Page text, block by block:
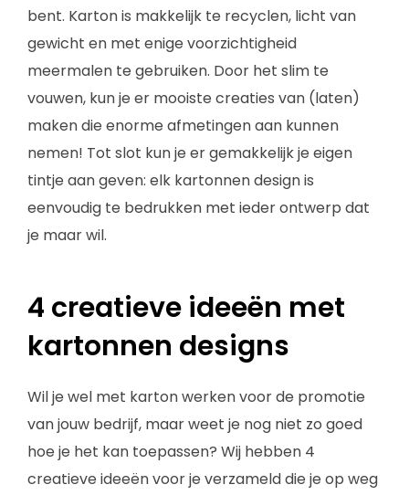
bent. Karton is makkelijk te recyclen, licht van
gewicht en met enige voorzichtigheid
meermalen te gebruiken. Door het slim te
vouwen, kun je er mooiste creaties van (laten)
maken die enorme afmetingen aan kunnen
nemen! Tot slot kun je er gemakkelijk je eigen
tintje aan geven: elk kartonnen design is
eenvoudig te bedrukken met ieder ontwerp dat
je maar wil.
4 creatieve ideeën met
kartonnen designs
Wil je wel met karton werken voor de promotie
van jouw bedrijf, maar weet je nog niet zo goed
hoe je het kan toepassen? Wij hebben 4
creatieve ideeën voor je verzameld die je op weg